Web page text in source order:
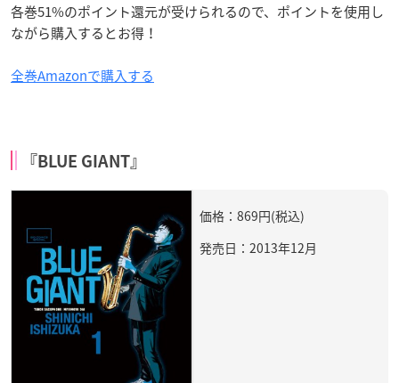
各巻51%のポイント還元が受けられるので、ポイントを使用し
ながら購入するとお得！
全巻Amazonで購入する
『BLUE GIANT』
価格：869円(税込)
発売日：2013年12月